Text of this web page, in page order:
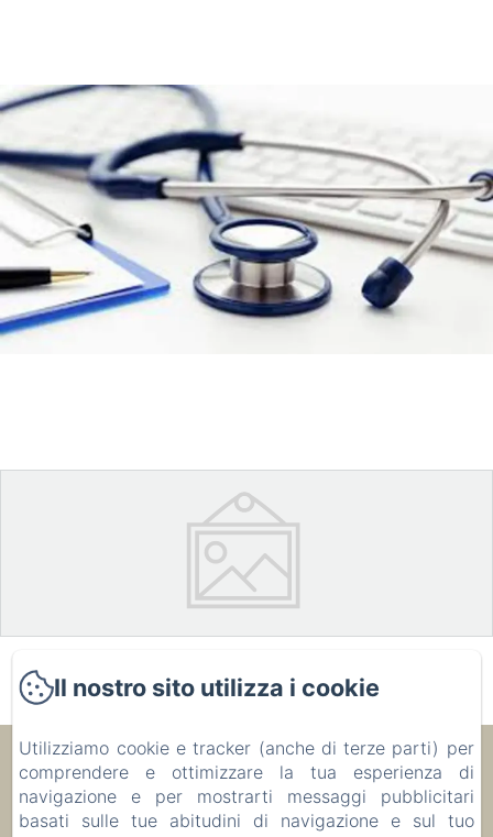
Ecolodge Le Ravoraha
Il nostro sito utilizza i cookie
Utilizziamo cookie e tracker (anche di terze parti) per
comprendere e ottimizzare la tua esperienza di
navigazione e per mostrarti messaggi pubblicitari
basati sulle tue abitudini di navigazione e sul tuo